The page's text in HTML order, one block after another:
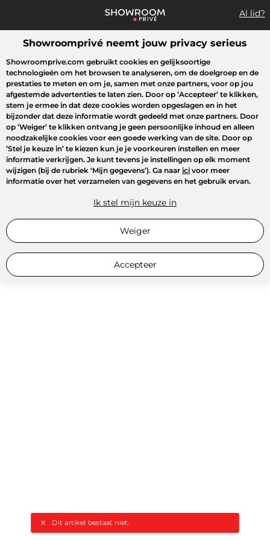
Al lid?
Wat zoek je?
Dit artikel bestaat niet.
Overzicht sales Sport Fashion Kids Beauty
Showroomprivé neemt jouw privacy serieus
Showroomprive.com gebruikt cookies en gelijksoortige
technologieën om het browsen te analyseren, om de doelgroep en de
prestaties te meten en om je, samen met onze partners, voor op jou
afgestemde advertenties te laten zien. Door op ’Accepteer’ te klikken,
stem je ermee in dat deze cookies worden opgeslagen en in het
bijzonder dat deze informatie wordt gedeeld met onze partners. Door
op ’Weiger’ te klikken ontvang je geen persoonlijke inhoud en alleen
noodzakelijke cookies voor een goede werking van de site. Door op
’Stel je keuze in’ te kiezen kun je je voorkeuren instellen en meer
informatie verkrijgen. Je kunt tevens je instellingen op elk moment
wijzigen (bij de rubriek ‘Mijn gegevens’). Ga naar ici voor meer
informatie over het verzamelen van gegevens en het gebruik ervan.
Ik stel mijn keuze in
Weiger
Accepteer